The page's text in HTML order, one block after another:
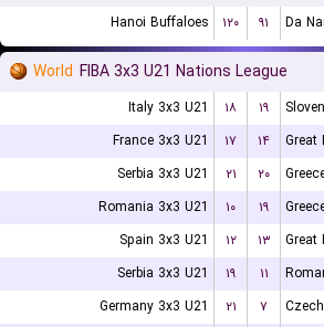
Hanoi Buffaloes ۱۲۰ ۹۱ Da
World FIBA 3x3 U21 Nations League
Italy 3x3 U21 ۱۸ ۱۹
France 3x3 U21
۱۷ ۱۴
Great
Serbia 3x3 U21
۲۱ ۲۰
Romania 3x3 U21
۱۰ ۱۹
Spain 3x3 U21
۱۲ ۱۳
Great
Serbia 3x3 U21
۱۹ ۱۱
Germany 3x3 U21
۲۱ ۷